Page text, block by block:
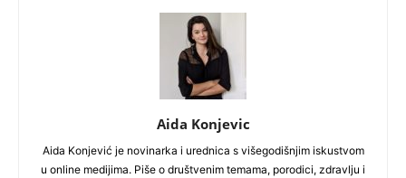
Aida Konjevic
Aida Konjević je novinarka i urednica s višegodišnjim iskustvom
u online medijima. Piše o društvenim temama, porodici, zdravlju i